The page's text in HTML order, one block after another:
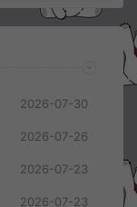
2026-07-30
2026-07-26
2026-07-23
2026-07-23